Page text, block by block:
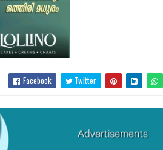
Facebook Twitter